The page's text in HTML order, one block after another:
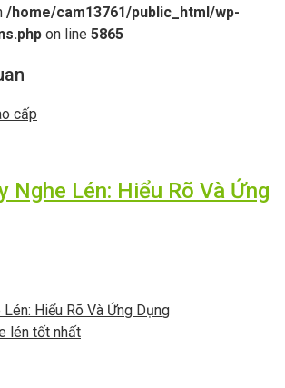
/home/cam13761/public_html/wp-
on line 5865
Nghe Lén: Hiểu Rõ Và Ứng
Hiểu Rõ Và Ứng Dụng